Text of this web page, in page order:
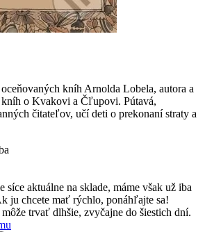
kníh Arnolda Lobela, autora a
o Kvakovi a Čľupovi. Pútavá,
čitateľov, učí deti o prekonaní straty a
síce aktuálne na sklade, máme však už iba
ju chcete mať rýchlo, ponáhľajte sa!
trvať dlhšie, zvyčajne do šiestich dní.